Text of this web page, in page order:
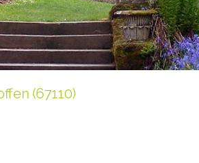
(67110)